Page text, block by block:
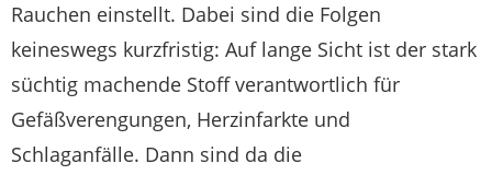
Rauchen einstellt. Dabei sind die Folgen
keineswegs kurzfristig: Auf lange Sicht ist der stark
süchtig machende Stoff verantwortlich für
Gefäßverengungen, Herzinfarkte und
Schlaganfälle. Dann sind da die